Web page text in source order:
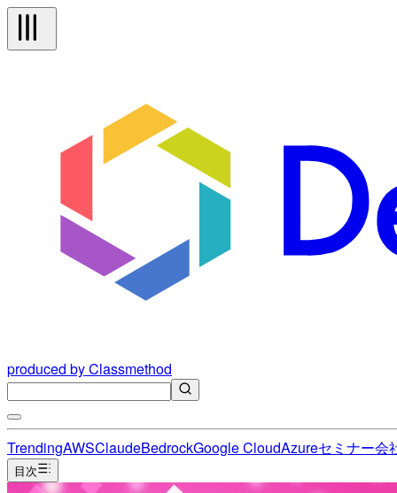
produced by Classmethod
TrendingAWSClaudeBedrockGoogle CloudAzureセミナー会
目次